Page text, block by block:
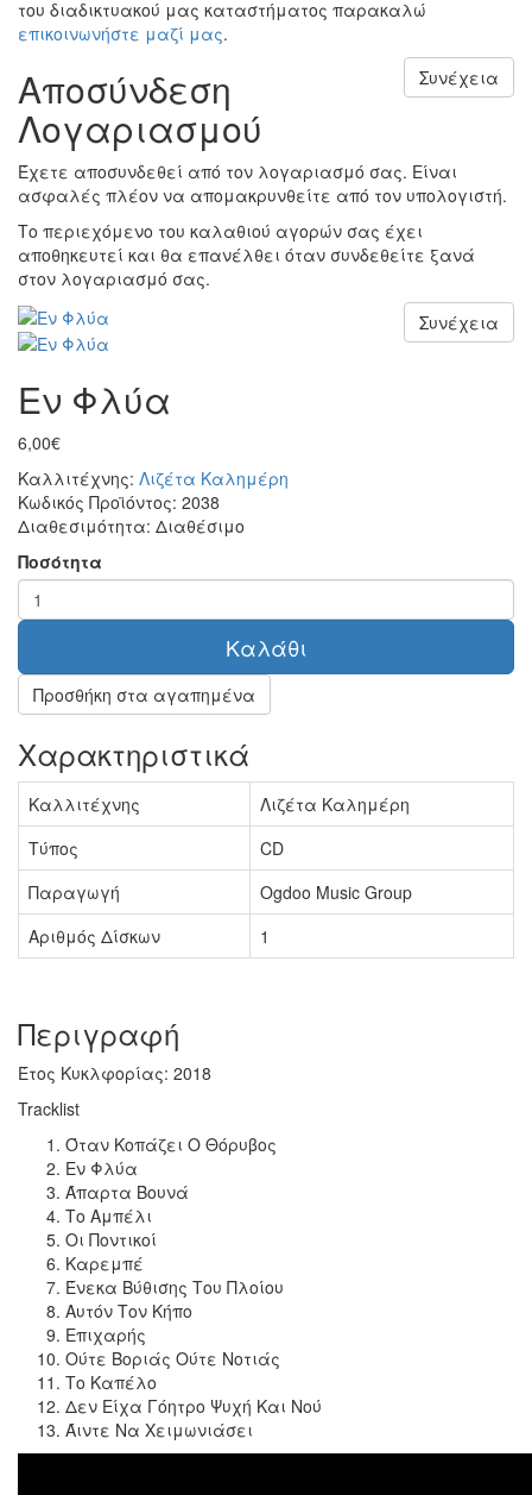
του διαδικτυακού μας καταστήματος παρακαλώ
επικοινωνήστε μαζί μας.
Συνέχεια
Αποσύνδεση
Λογαριασμού
Έχετε αποσυνδεθεί από τον λογαριασμό σας. Είναι
ασφαλές πλέον να απομακρυνθείτε από τον υπολογιστή.
Το περιεχόμενο του καλαθιού αγορών σας έχει
αποθηκευτεί και θα επανέλθει όταν συνδεθείτε ξανά
στον λογαριασμό σας.
Συνέχεια
Εν Φλύα
6,00€
Καλλιτέχνης: Λιζέτα Καλημέρη
Κωδικός Προϊόντος: 2038
Διαθεσιμότητα: Διαθέσιμο
Ποσότητα
Καλάθι
Προσθήκη στα αγαπημένα
Χαρακτηριστικά
Καλλιτέχνης
Λιζέτα Καλημέρη
Τύπος
CD
Παραγωγή
Ogdoo Music Group
Αριθμός Δίσκων
1
Περιγραφή
Έτος Κυκλφορίας: 2018
Tracklist
Όταν Κοπάζει Ο Θόρυβος
Εν Φλύα
Άπαρτα Βουνά
Το Αμπέλι
Οι Ποντικοί
Καρεμπέ
Ένεκα Βύθισης Του Πλοίου
Αυτόν Τον Κήπο
Επιχαρής
Ούτε Βοριάς Ούτε Νοτιάς
Το Καπέλο
Δεν Είχα Γόητρο Ψυχή Και Νού
Άιντε Να Χειμωνιάσει